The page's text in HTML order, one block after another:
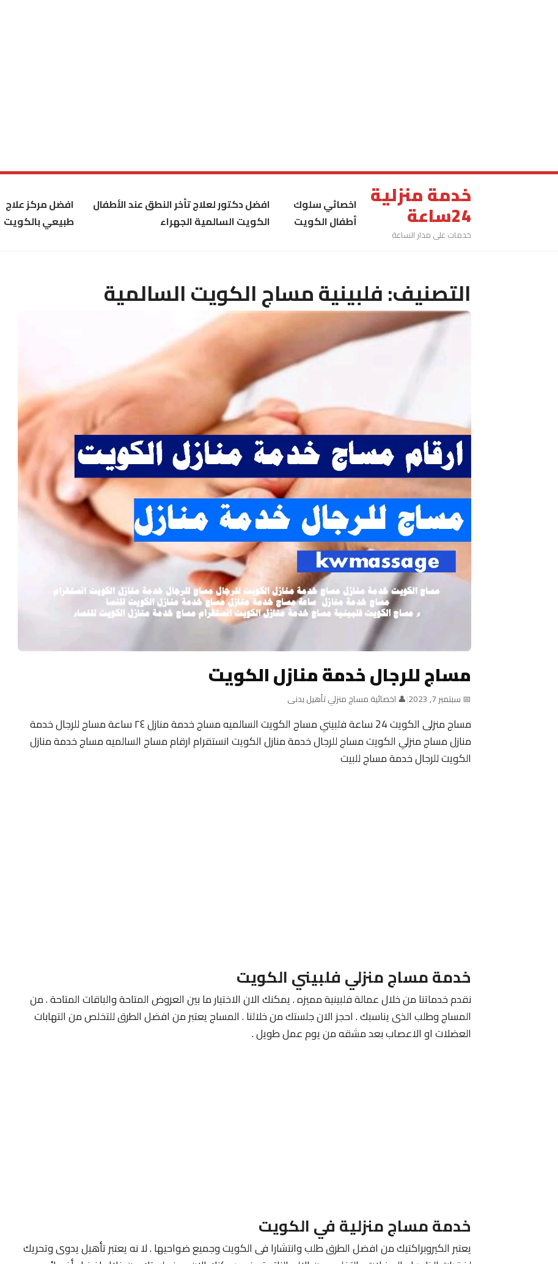
خدمة منزلية
24ساعة
خدمات على مدار الساعة
اخصائي سلوك
أطفال الكويت
افضل دكتور لعلاج تأخر النطق عند الأطفال
الكويت السالمية الجهراء
افضل مركز علاج
طبيعي بالكويت
التصنيف:فلبينية مساج الكويت السالمية
مساج للرجال خدمة منازل الكويت
📅 سبتمبر 7, 2023 |👤 اخصائية مساج منزلي تأهيل بدنى
مساج منزلى الكويت 24 ساعة فلبيني مساج الكويت السالميه مساج خدمة منازل ٢٤ ساعة مساج للرجال خدمة
منازل مساج منزلي الكويت مساج للرجال خدمة منازل الكويت انستقرام ارقام مساج السالميه مساج خدمة منازل
الكويت للرجال خدمة مساج للبيت
خدمة مساج منزلي فلبيني الكويت
نقدم خدماتنا من خلال عمالة فلبينية مميزه . يمكنك الان الاختيار ما بين العروض المتاحة والباقات المتاحة . من
المساج وطلب الذى يناسبك . احجز الان جلستك من خلالنا . المساج يعتبر من افضل الطرق للتخلص من التهابات
العضلات او الاعصاب بعد مشقه من يوم عمل طويل .
خدمة مساج منزلية في الكويت
يعتبر الكيروبراكتيك من افضل الطرق طلب وانتشارا فى الكويت وجميع ضواحيها . لا نه يعتبر تأهيل يدوى وتحريك